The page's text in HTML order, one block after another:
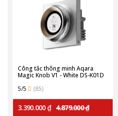
Công tắc thông minh Aqara
Magic Knob V1 - White DS-K01D
5/5
(85)
3.390.000 ₫ 4.879.000 ₫